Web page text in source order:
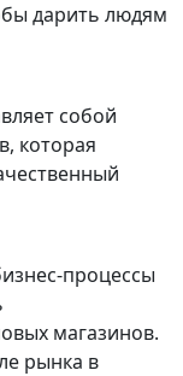
дарить людям
собой
которая
процессы
магазинов.
рынка в